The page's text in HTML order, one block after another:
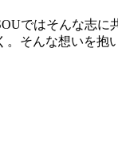
ではそんな志
そんな想いを